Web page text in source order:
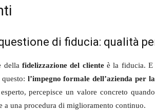
di fiducia: qualità
dellafidelizzazione del clienteè la fiducia. E
l’impegno formale dell’azienda per
percepisce un valore concreto
a una procedura di miglioramento continuo.